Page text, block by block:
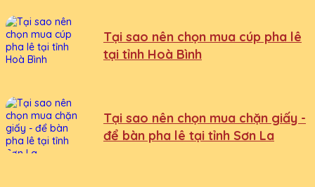
Tại sao nên chọn mua cúp pha lê
tại tỉnh Hoà Bình
Tại sao nên chọn mua chặn giấy -
để bàn pha lê tại tỉnh Sơn La